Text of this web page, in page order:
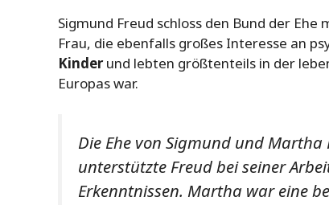
Sigmund Freud schloss den Bund der Ehe
Frau, die ebenfalls großes Interesse an
Kinderund lebten größtenteils in der
Europas war.
Die Ehe von Sigmund und
unterstützte Freud bei seiner
Erkenntnissen. Martha war eine